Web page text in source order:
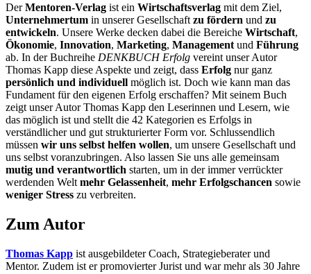
DerMentoren-Verlag ist ein Wirtschaftsverlag mit dem Ziel,
Unternehmertum in unserer Gesellschaft zu fördern und zu
entwickeln. Unsere Werke decken dabei die Bereiche Wirtschaft,
Ökonomie, Innovation, Marketing, Management und Führung
ab. In der Buchreihe DENKBUCH Erfolg vereint unser Autor
Thomas Kapp diese Aspekte und zeigt, dass Erfolg nur ganz
persönlich und individuell möglich ist. Doch wie kann man das
Fundament für den eigenen Erfolg erschaffen? Mit seinem Buch
zeigt unser Autor Thomas Kapp den Leserinnen und Lesern, wie
das möglich ist und stellt die 42 Kategorien es Erfolgs in
verständlicher und gut strukturierter Form vor. Schlussendlich
müssen wir uns selbst helfen wollen, um unsere Gesellschaft und
uns selbst voranzubringen. Also lassen Sie uns alle gemeinsam
mutig und verantwortlich starten, um in der immer verrückter
werdenden Welt mehr Gelassenheit, mehr Erfolgschancen sowie
weniger Stress zu verbreiten.
Zum Autor
Thomas Kapp ist ausgebildeter Coach, Strategieberater und
Mentor. Zudem ist er promovierter Jurist und war mehr als 30 Jahre